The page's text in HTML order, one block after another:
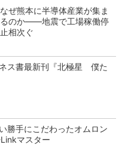
なぜ熊本に半導体産業が集ま
るのか――地震で工場稼働停
止相次ぐ
ネス書最新刊『北極星 僕た
勝手にこだわったオムロン
マスター